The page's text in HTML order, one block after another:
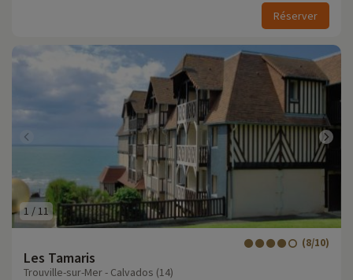
Réserver
1 / 11
Les Tamaris
(8/10)
Trouville-sur-Mer - Calvados (14)